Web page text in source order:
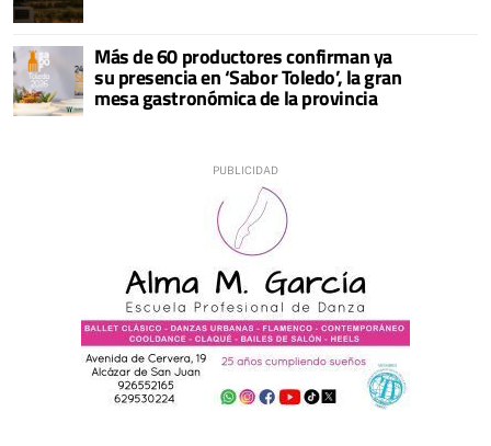
Más de 60 productores confirman ya
su presencia en ‘Sabor Toledo’, la gran
mesa gastronómica de la provincia